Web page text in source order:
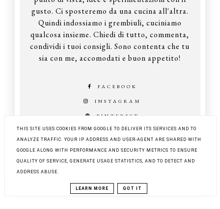
gusto. Ci sposteremo da una cucina all'altra.
Quindi indossiamo i grembiuli, cuciniamo
qualcosa insieme. Chiedi di tutto, commenta,
condividi i tuoi consigli. Sono contenta che tu
sia con me, accomodati e buon appetito!
FACEBOOK
INSTAGRAM
PINTEREST
BLOG DESIGN: KAROGRAFIA.PL
THIS SITE USES COOKIES FROM GOOGLE TO DELIVER ITS SERVICES AND TO
ANALYZE TRAFFIC. YOUR IP ADDRESS AND USER-AGENT ARE SHARED WITH
GOOGLE ALONG WITH PERFORMANCE AND SECURITY METRICS TO ENSURE
QUALITY OF SERVICE, GENERATE USAGE STATISTICS, AND TO DETECT AND
ADDRESS ABUSE.
LEARN MORE GOT IT